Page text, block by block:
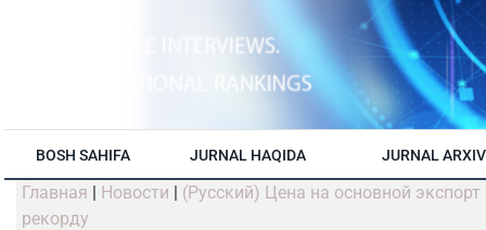
BOSH SAHIFA JURNAL HAQIDA JURNAL
Главная | Новости | (Русский) Цена на основной
рекорду